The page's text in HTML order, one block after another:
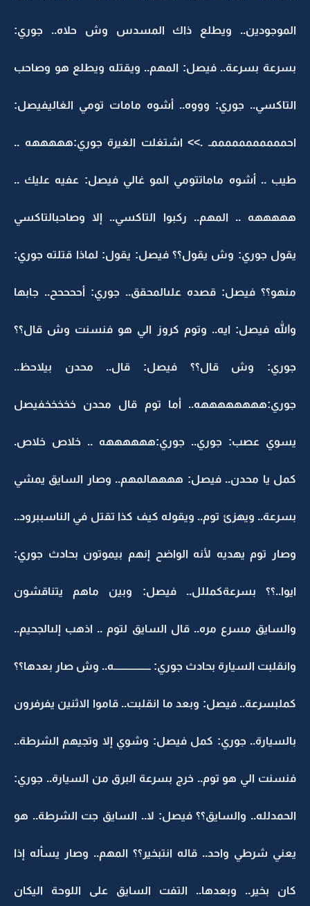
الموجودين.. ويطلع ذاك المسدس وش حلاه.. جوري:
بسرعة بسرعة.. فيصل: المهم.. ويقتله ويطلع هو وصاحب
التاكسي.. جوري: وووه.. أشوه مامات تومي الغاليفيصل:
احمممممممممممـ .>> اشتغلت الغيرة جوري:هههههه ..
طيب .. أشوه ماماتتومي المو غالي فيصل: عفيه عليك ..
هههههه .. المهم.. ركبوا التاكسي.. إلا وصاحبالتاكسي
يقول جوري: وش يقول؟؟ فيصل: يقول: لماذا قتلته جوري:
منهو؟؟ فيصل: قصده علىالمحقق.. جوري: أححححح.. جابها
والله فيصل: ايه.. وتوم كروز الي هو فنسنت وش قال؟؟
جوري: وش قال؟؟ فيصل: قال.. محدن بيلاحظ..
جوري:ههههههههه.. أما توم قال محدن خخخخخفيصل
يسوي عصب: جوري.. جوري:ههههههه .. خلاص خلاص.
كمل يا محدن.. فيصل: ههههالمهم.. وصار السايق يمشي
بسرعة.. ويهزئ توم.. ويقوله كيف كذا تقتل في الناسببرود..
وصار توم يهديه لأنه الواضح إنهم بيموتون بحادث جوري:
ايوا..؟؟ بسرعةكمللل.. فيصل: وبين ماهم يتناقشون
والسايق مسرع مره.. قال السايق لتوم .. اذهب إلىالجحيم..
وانقلبت السيارة بحادث جوري: ــــــــــــــــــه.. وش صار بعدها؟؟
كملبسرعة.. فيصل: وبعد ما انقلبت.. قاموا الاثنين يفرفرون
بالسيارة.. جوري: كمل فيصل: وشوي إلا وتجيهم الشرطة..
فنسنت الي هو توم.. خرج بسرعة البرق من السيارة.. جوري:
الحمدلله.. والسايق؟؟ فيصل: لا.. السايق جت الشرطة.. هو
يعني شرطي واحد.. قاله انتبخير؟؟ المهم.. وصار يسأله إذا
كان بخير.. وبعدها.. التفت السايق على اللوحة اليكان